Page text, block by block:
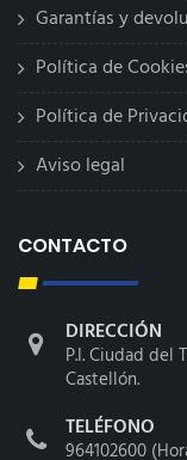
Garantías y
Política de
Política de
Aviso legal
CONTACTO
DIRECCIÓN
P.I. Ciudad del
Castellón.
TELÉFONO
964102600